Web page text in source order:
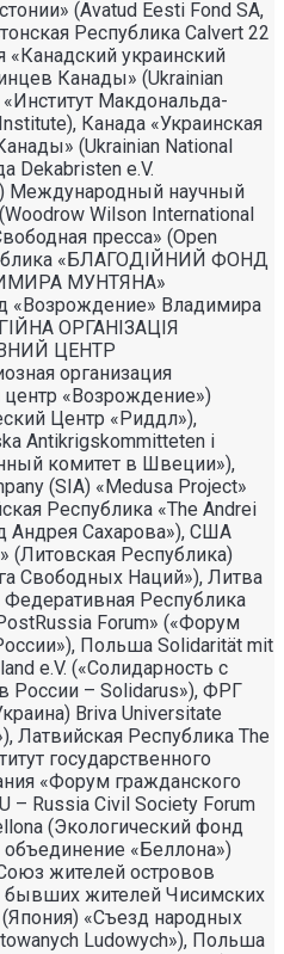
(Avatud Eesti Fond SA,
Республика Calvert 22
«Канадский украинский
Канады» (Ukrainian
Макдональда-
Канада «Украинская
(Ukrainian National
Dekabristen e.V.
Международный научный
Wilson International
пресса» (Open
«БЛАГОДIЙНИЙ ФОНД
МУНТЯНА»
«Возрождение» Владимира
ОРГАНIЗАЦIЯ
ЦЕНТР
организация
«Возрождение»)
Центр «Риддл»),
Antikrigskommitteten i
комитет в Швеции»),
(SIA) «Medusa Project»
Республика «The Andrei
Андрея Сахарова»), США
(Литовская Республика)
Свободных Наций»), Литва
Федеративная Республика
Forum» («Форум
Польша Solidarität mit
e.V. («Солидарность с
– Solidarus»), ФРГ
Briva Universitate
Латвийская Республика The
государственного
«Форум гражданского
– Russia Civil Society Forum
(Экологический фонд
«Беллона»)
жителей островов
бывших жителей Чисимских
«Съезд народных
Ludowych»), Польша